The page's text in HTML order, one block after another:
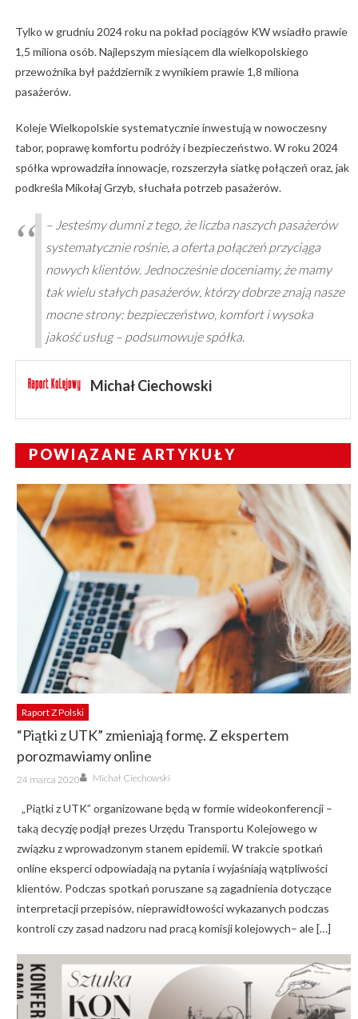
Tylko w grudniu 2024 roku na pokład pociągów KW wsiadło prawie
1,5 miliona osób. Najlepszym miesiącem dla wielkopolskiego
przewoźnika był październik z wynikiem prawie 1,8 miliona
pasażerów.
Koleje Wielkopolskie systematycznie inwestują w nowoczesny
tabor, poprawę komfortu podróży i bezpieczeństwo. W roku 2024
spółka wprowadziła innowacje, rozszerzyła siatkę połączeń oraz, jak
podkreśla Mikołaj Grzyb, słuchała potrzeb pasażerów.
– Jesteśmy dumni z tego, że liczba naszych pasażerów
systematycznie rośnie, a oferta połączeń przyciąga
nowych klientów. Jednocześnie doceniamy, że mamy
tak wielu stałych pasażerów, którzy dobrze znają nasze
mocne strony: bezpieczeństwo, komfort i wysoka
jakość usług – podsumowuje spółka.
Michał Ciechowski
POWIĄZANE ARTYKUŁY
Raport Z Polski
“Piątki z UTK” zmieniają formę. Z ekspertem
porozmawiamy online
Posted
on
24 marca 2020 Author
Michał Ciechowski
„Piątki z UTK” organizowane będą w formie wideokonferencji –
taką decyzję podjął prezes Urzędu Transportu Kolejowego w
związku z wprowadzonym stanem epidemii. W trakcie spotkań
online eksperci odpowiadają na pytania i wyjaśniają wątpliwości
klientów. Podczas spotkań poruszane są zagadnienia dotyczące
interpretacji przepisów, nieprawidłowości wykazanych podczas
kontroli czy zasad nadzoru nad pracą komisji kolejowych– ale […]